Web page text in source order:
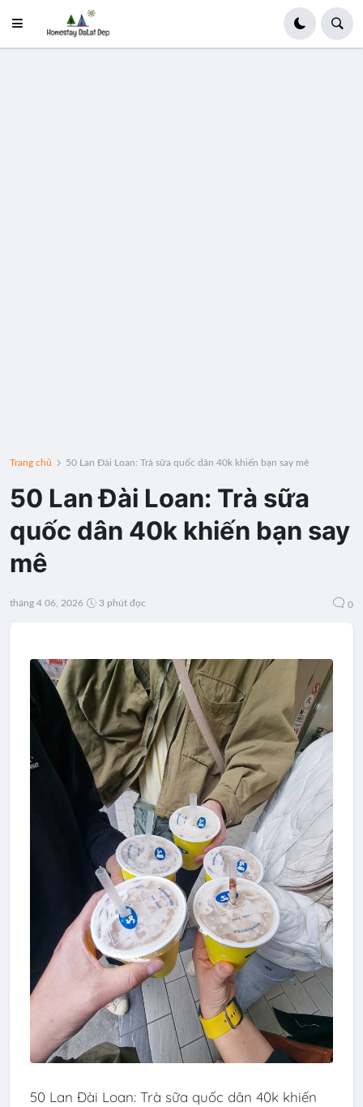
Trang chủ 50 Lan Đài Loan: Trà sữa quốc dân 40k khiến bạn say mê
50 Lan Đài Loan: Trà sữa
quốc dân 40k khiến bạn say
mê
tháng 4 06, 2026 3 phút đọc 0
50 Lan Đài Loan: Trà sữa quốc dân 40k khiến